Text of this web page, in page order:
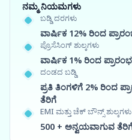
ನಮ್ಮ ನಿಯಮಗಳು
ಬಡ್ಡಿ ದರಗಳು
ವಾರ್ಷಿಕ 12% ರಿಂದ
ಪ್ರೊಸೆಸಿಂಗ್ ಶುಲ್ಕಗಳು
ವಾರ್ಷಿಕ 1% ರಿಂದ
ದಂಡದ ಬಡ್ಡಿ
ಪ್ರತಿ ತಿಂಗಳಿಗೆ 2% ರಿಂದ
ತೆರಿಗೆ
EMI ಮತ್ತು ಚೆಕ್ ಬೌನ್ಸ್ ಶುಲ್ಕಗಳು
500 + ಅನ್ವಯವಾಗುವ